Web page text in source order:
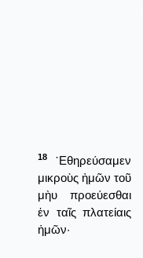
18
᾿Εθηρεύσαμεν
μικροὺς ἡμῶν τοῦ
μὴυ προεύεσθαι
ἐν ταῖς πλατείαις
ἡμῶν·